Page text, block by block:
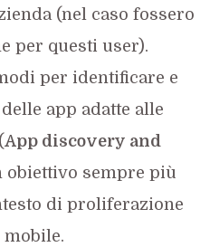
(nel caso fossero
per questi user).
per identificare e
app adatte alle
App discovery and
obiettivo sempre più
di proliferazione